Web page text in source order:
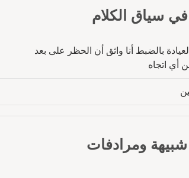
في سياق الكلام
بالضبط أنا واثق أن الحظر على بعد
ومرادفات